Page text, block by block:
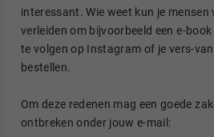
interessant. Wie weet kun je mensen
verleiden om bijvoorbeeld een e-
te volgen op Instagram of je vers-
bestellen.
Om deze redenen mag een goede
ontbreken onder jouw e-mail: